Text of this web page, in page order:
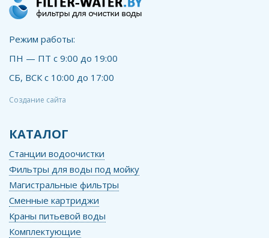
Режим работы:
ПН — ПТ с 9:00 до 19:00
СБ, ВСК с 10:00 до 17:00
Создание сайта
КАТАЛОГ
Станции водоочистки
Фильтры для воды под мойку
Магистральные фильтры
Сменные картриджи
Краны питьевой воды
Комплектующие